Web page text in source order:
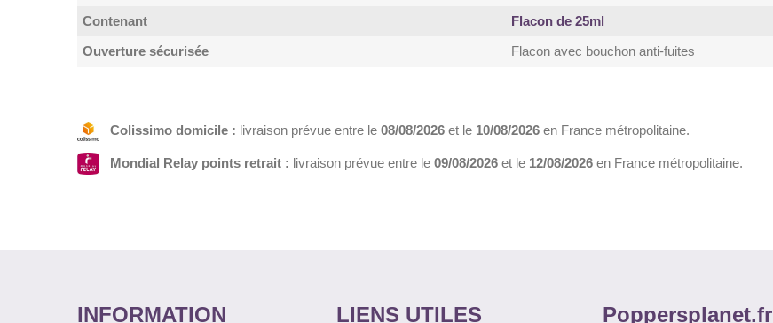
Contenant
Flacon de 25ml
Ouverture sécurisée
Flacon avec bouchon anti-fuites
Colissimo domicile : livraison prévue entre le 08/08/2026 et le 10/08/2026 en France métropolitaine.
Mondial Relay points retrait : livraison prévue entre le 09/08/2026 et le 12/08/2026 en France métropolitaine.
INFORMATION LIENS UTILES Poppersplanet.fr